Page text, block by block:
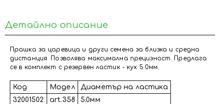
Детайлно описание
Прашка за царевица и други семена за близка и средна
дистанция. Позволява максимална прецизност. Предлага
се в комплект с резервен ластик - кух 5.0мм.
Код Модел
Диаметър на ластика
32001502
art.358 5.0мм